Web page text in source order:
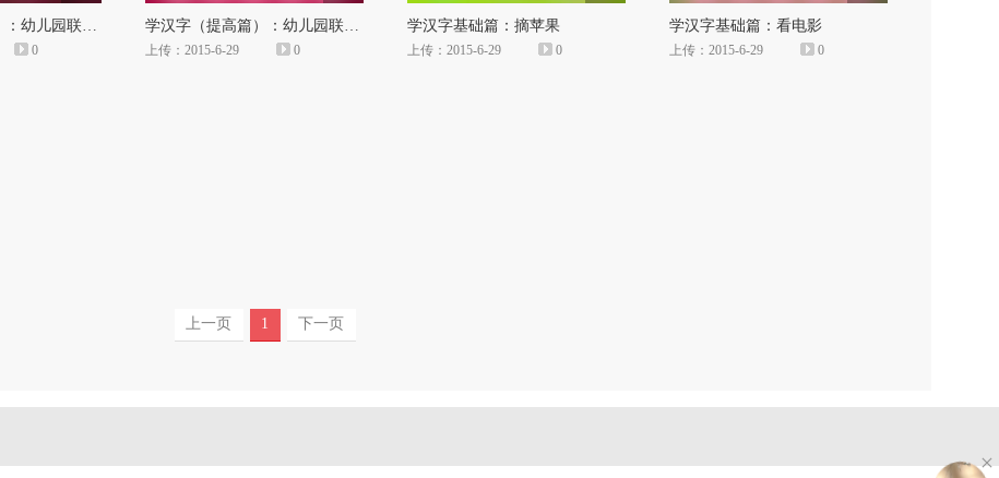
体 学汉字（提高篇）：幼儿园联欢会（中篇）
0
学汉字（提高篇）：幼儿园联欢会（上篇）
上传：2015-6-29 0
学汉字基础篇：摘苹果
上传：2015-6-29 0
学汉字基础篇：看电影
上传：2015-6-29 0
上一页 1 下一页